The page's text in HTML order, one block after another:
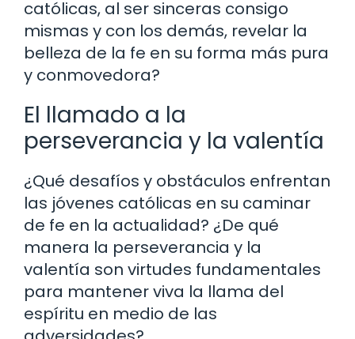
católicas, al ser sinceras consigo
mismas y con los demás, revelar la
belleza de la fe en su forma más pura
y conmovedora?
El llamado a la
perseverancia y la valentía
¿Qué desafíos y obstáculos enfrentan
las jóvenes católicas en su caminar
de fe en la actualidad? ¿De qué
manera la perseverancia y la
valentía son virtudes fundamentales
para mantener viva la llama del
espíritu en medio de las